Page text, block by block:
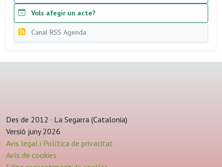
Vols afegir un acte?
Canal RSS Agenda
Des de 2012 · La Segarra (Catalonia)
Versió juny 2026
Avis legal i Política de privacitat
Avís de cookies